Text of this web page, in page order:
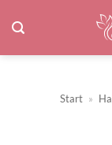
Inhalt
springen
Start »